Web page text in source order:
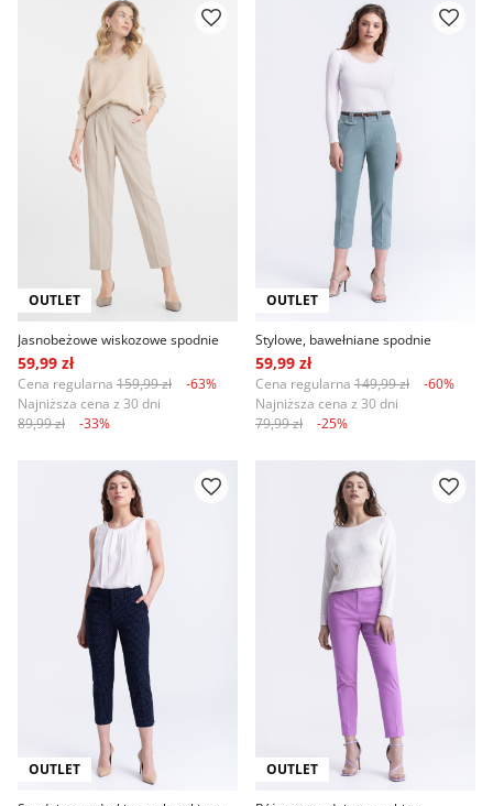
OUTLET
Jasnobeżowe wiskozowe spodnie
59,99 zł
Cena regularna 159,99 zł
-63%
Najniższa cena z 30 dni
89,99 zł
-33%
OUTLET
Stylowe, bawełniane spodnie
59,99 zł
Cena regularna 149,99 zł
-60%
Najniższa cena z 30 dni
79,99 zł
-25%
OUTLET OUTLET